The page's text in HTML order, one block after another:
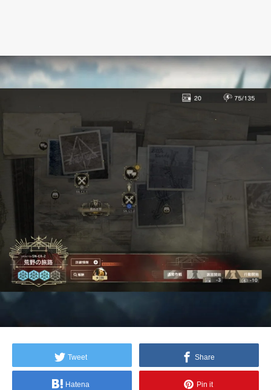
Tweet Share
Hatena Pin it